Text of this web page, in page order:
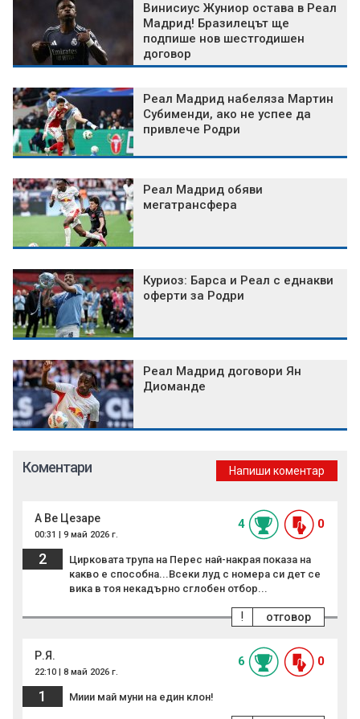
Винисиус Жуниор остава в Реал
Мадрид! Бразилецът ще
подпише нов шестгодишен
договор
Реал Мадрид набеляза Мартин
Субименди, ако не успее да
привлече Родри
Реал Мадрид обяви
мегатрансфера
Куриоз: Барса и Реал с еднакви
оферти за Родри
Реал Мадрид договори Ян
Диоманде
Коментари Напиши коментар
А Ве Цезаре
00:31 | 9 май 2026 г.
4 0
2
Цирковата трупа на Перес най-накрая показа на
какво е способна...Всеки луд с номера си дет се
вика в тоя некадърно сглобен отбор...
отговор
!
Р.Я.
22:10 | 8 май 2026 г.
6 0
1 Миии май муни на един клон!